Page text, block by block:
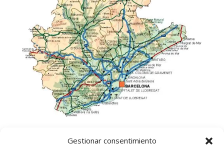
Gestionar consentimiento